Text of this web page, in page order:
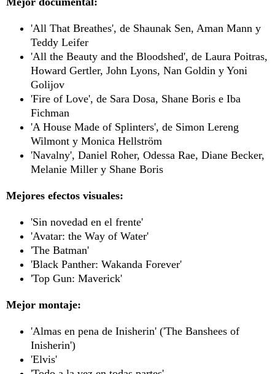
'All That Breathes', de Shaunak Sen, Aman Mann y
Teddy Leifer
'All the Beauty and the Bloodshed', de Laura Poitras,
Howard Gertler, John Lyons, Nan Goldin y Yoni
Golijov
'Fire of Love', de Sara Dosa, Shane Boris e Iba
Fichman
'A House Made of Splinters', de Simon Lereng
Wilmont y Monica Hellström
'Navalny', Daniel Roher, Odessa Rae, Diane Becker,
Melanie Miller y Shane Boris
Mejores efectos visuales:
'Sin novedad en el frente'
'Avatar: the Way of Water'
'The Batman'
'Black Panther: Wakanda Forever'
'Top Gun: Maverick'
Mejor montaje:
'Almas en pena de Inisherin' ('The Banshees of
Inisherin')
'Elvis'